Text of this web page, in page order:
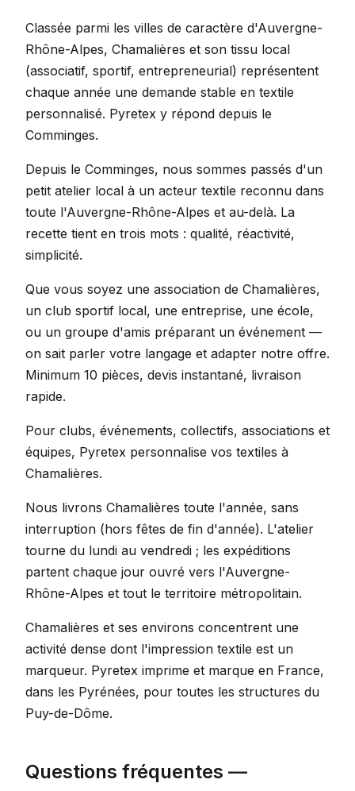
Classée parmi les villes de caractère d'Auvergne-
Rhône-Alpes, Chamalières et son tissu local
(associatif, sportif, entrepreneurial) représentent
chaque année une demande stable en textile
personnalisé. Pyretex y répond depuis le
Comminges.
Depuis le Comminges, nous sommes passés d'un
petit atelier local à un acteur textile reconnu dans
toute l'Auvergne-Rhône-Alpes et au-delà. La
recette tient en trois mots : qualité, réactivité,
simplicité.
Que vous soyez une association de Chamalières,
un club sportif local, une entreprise, une école,
ou un groupe d'amis préparant un événement —
on sait parler votre langage et adapter notre offre.
Minimum 10 pièces, devis instantané, livraison
rapide.
Pour clubs, événements, collectifs, associations et
équipes, Pyretex personnalise vos textiles à
Chamalières.
Nous livrons Chamalières toute l'année, sans
interruption (hors fêtes de fin d'année). L'atelier
tourne du lundi au vendredi ; les expéditions
partent chaque jour ouvré vers l'Auvergne-
Rhône-Alpes et tout le territoire métropolitain.
Chamalières et ses environs concentrent une
activité dense dont l'impression textile est un
marqueur. Pyretex imprime et marque en France,
dans les Pyrénées, pour toutes les structures du
Puy-de-Dôme.
Questions fréquentes —